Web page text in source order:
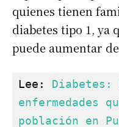
quienes tienen
diabetes tipo 1, ya
puede aumentar
Lee: Diabetes:
enfermedades
población en